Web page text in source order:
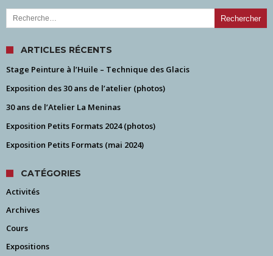
Rechercher :
ARTICLES RÉCENTS
Stage Peinture à l’Huile – Technique des Glacis
Exposition des 30 ans de l’atelier (photos)
30 ans de l’Atelier La Meninas
Exposition Petits Formats 2024 (photos)
Exposition Petits Formats (mai 2024)
CATÉGORIES
Activités
Archives
Cours
Expositions